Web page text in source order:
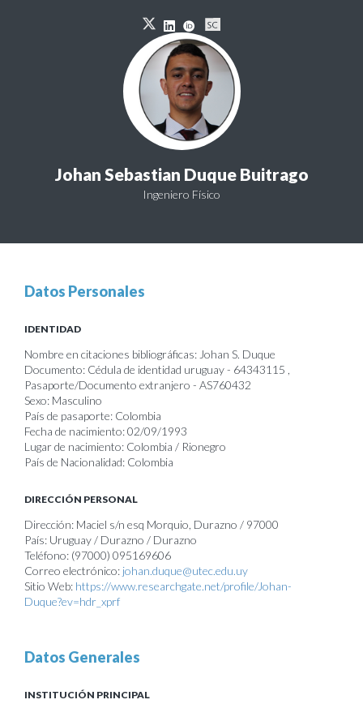
Johan Sebastian Duque Buitrago
Ingeniero Físico
Datos Personales
IDENTIDAD
Nombre en citaciones bibliográficas: Johan S. Duque
Documento: Cédula de identidad uruguay - 64343115 ,
Pasaporte/Documento extranjero - AS760432
Sexo: Masculino
País de pasaporte: Colombia
Fecha de nacimiento: 02/09/1993
Lugar de nacimiento: Colombia / Rionegro
País de Nacionalidad: Colombia
DIRECCIÓN PERSONAL
Dirección: Maciel s/n esq Morquio, Durazno / 97000
País: Uruguay / Durazno / Durazno
Teléfono: (97000) 095169606
Correo electrónico: johan.duque@utec.edu.uy
Sitio Web: https://www.researchgate.net/profile/Johan-
Duque?ev=hdr_xprf
Datos Generales
INSTITUCIÓN PRINCIPAL